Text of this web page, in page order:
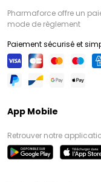
Pharmaforce offre un
mode de règlement
Paiement sécurisé et
App Mobile
Retrouver notre